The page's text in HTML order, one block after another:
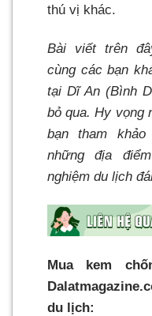
thú vị khác.
Bài viết trên
cùng các bạn
tại Dĩ An (Bình
bỏ qua. Hy vọng
bạn tham
những địa
nghiệm du lịch
Mua kem
du lịch: